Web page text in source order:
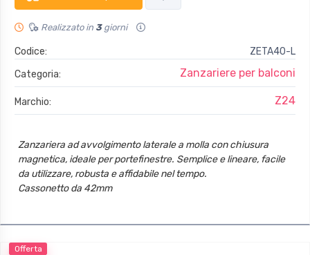
Realizzato in 3giorni
Codice:
ZETA40-L
Categoria:
Zanzariere per balconi
Marchio: Z24
Zanzariera ad avvolgimento laterale a molla con chiusura
magnetica, ideale per portefinestre. Semplice e lineare, facile
da utilizzare, robusta e affidabile nel tempo.
Cassonetto da 42mm
Offerta